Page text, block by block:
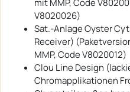
mit MMP, Code
V8020026)
Sat.-Anlage Oyster
Receiver)
MMP, Code V8020012)
Clou Line Design
Chromapplikationen